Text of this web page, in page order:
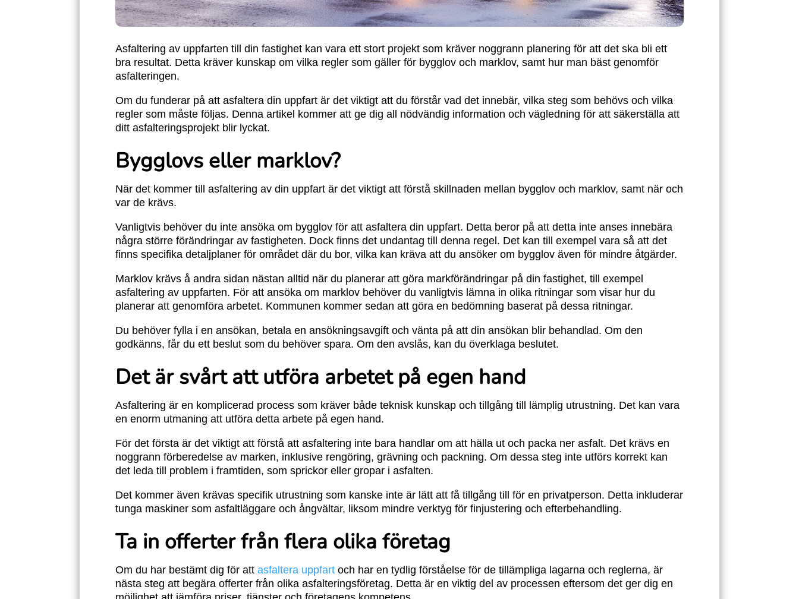
Asfaltering av uppfarten till din fastighet kan vara ett stort projekt som kräver noggrann planering för att det ska bli ett
bra resultat. Detta kräver kunskap om vilka regler som gäller för bygglov och marklov, samt hur man bäst genomför
asfalteringen.
Om du funderar på att asfaltera din uppfart är det viktigt att du förstår vad det innebär, vilka steg som behövs och vilka
regler som måste följas. Denna artikel kommer att ge dig all nödvändig information och vägledning för att säkerställa att
ditt asfalteringsprojekt blir lyckat.
Bygglovs eller marklov?
När det kommer till asfaltering av din uppfart är det viktigt att förstå skillnaden mellan bygglov och marklov, samt när och
var de krävs.
Vanligtvis behöver du inte ansöka om bygglov för att asfaltera din uppfart. Detta beror på att detta inte anses innebära
några större förändringar av fastigheten. Dock finns det undantag till denna regel. Det kan till exempel vara så att det
finns specifika detaljplaner för området där du bor, vilka kan kräva att du ansöker om bygglov även för mindre åtgärder.
Marklov krävs å andra sidan nästan alltid när du planerar att göra markförändringar på din fastighet, till exempel
asfaltering av uppfarten. För att ansöka om marklov behöver du vanligtvis lämna in olika ritningar som visar hur du
planerar att genomföra arbetet. Kommunen kommer sedan att göra en bedömning baserat på dessa ritningar.
Du behöver fylla i en ansökan, betala en ansökningsavgift och vänta på att din ansökan blir behandlad. Om den
godkänns, får du ett beslut som du behöver spara. Om den avslås, kan du överklaga beslutet.
Det är svårt att utföra arbetet på egen hand
Asfaltering är en komplicerad process som kräver både teknisk kunskap och tillgång till lämplig utrustning. Det kan vara
en enorm utmaning att utföra detta arbete på egen hand.
För det första är det viktigt att förstå att asfaltering inte bara handlar om att hälla ut och packa ner asfalt. Det krävs en
noggrann förberedelse av marken, inklusive rengöring, grävning och packning. Om dessa steg inte utförs korrekt kan
det leda till problem i framtiden, som sprickor eller gropar i asfalten.
Det kommer även krävas specifik utrustning som kanske inte är lätt att få tillgång till för en privatperson. Detta inkluderar
tunga maskiner som asfaltläggare och ångvältar, liksom mindre verktyg för finjustering och efterbehandling.
Ta in offerter från flera olika företag
Om du har bestämt dig för attasfaltera uppfart och har en tydlig förståelse för de tillämpliga lagarna och reglerna, är
nästa steg att begära offerter från olika asfalteringsföretag. Detta är en viktig del av processen eftersom det ger dig en